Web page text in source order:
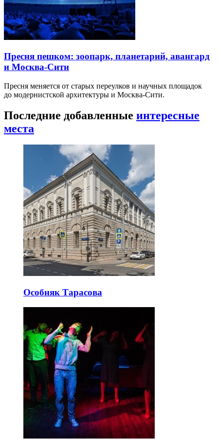
Пресня пешком: зоопарк, планетарий, авангард
и Москва-Сити
Пресня меняется от старых переулков и научных площадок
до модернистской архитектуры и Москва-Сити.
Последние добавленные интересные
места
Особняк Тарасова